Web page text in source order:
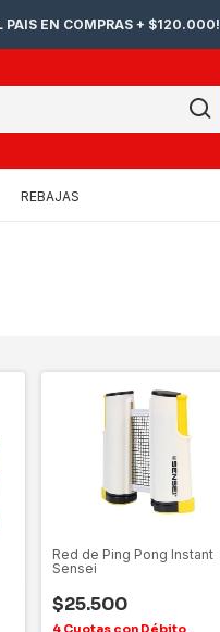
PAIS EN COMPRAS + $120.000!
REBAJAS
Red de Ping Pong Instant
Sensei
$25.500